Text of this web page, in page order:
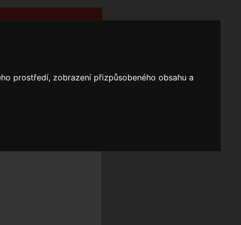
prostředí, zobrazení přizpůsobeného obsahu a